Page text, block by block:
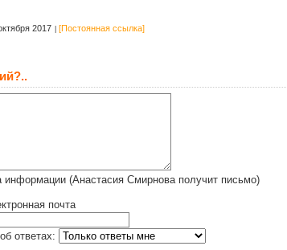
2017 [Постоянная ссылка]
(Анастасия Смирнова получит письмо)
почта
ответах: